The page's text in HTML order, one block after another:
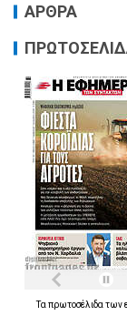
ΑΡΘΡΑ
Τα πρωτοσέλιδα των